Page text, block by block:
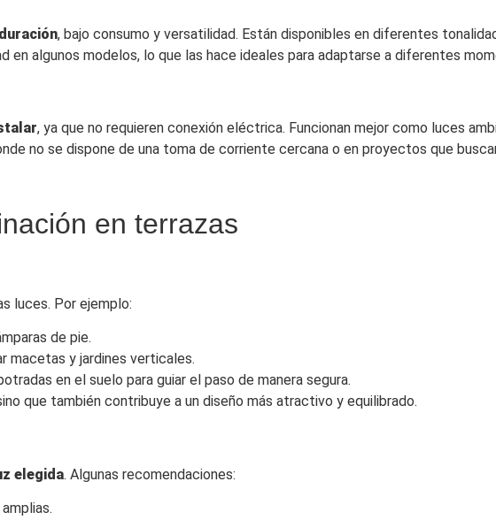
, bajo consumo y versatilidad. Están disponibles en diferentes
en algunos modelos, lo que las hace ideales para adaptarse a diferentes
, ya que no requieren conexión eléctrica. Funcionan mejor como luces
no se dispone de una toma de corriente cercana o en proyectos que
en terrazas
luces. Por ejemplo:
de pie.
macetas y jardines verticales.
en el suelo para guiar el paso de manera segura.
que también contribuye a un diseño más atractivo y equilibrado.
elegida. Algunas recomendaciones: